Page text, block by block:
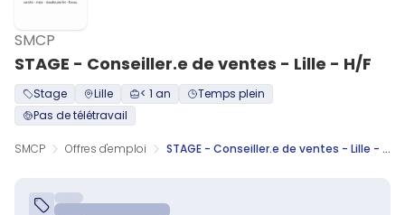
STAGE - Conseiller.e de ventes - Lille - H/F
SMCP
Stage Lille < 1 an
Temps plein
Pas de télétravail
SMCP Offres d'emploi STAGE - Conseiller.e de ventes - Lille - H/F